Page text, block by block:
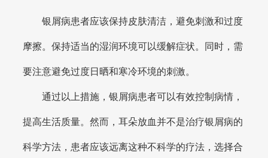
银屑病患者应该保持皮肤清洁，避免刺激和过度
摩擦。保持适当的湿润环境可以缓解症状。同时，需
要注意避免过度日晒和寒冷环境的刺激。
通过以上措施，银屑病患者可以有效控制病情，
提高生活质量。然而，耳朵放血并不是治疗银屑病的
科学方法，患者应该远离这种不科学的疗法，选择合